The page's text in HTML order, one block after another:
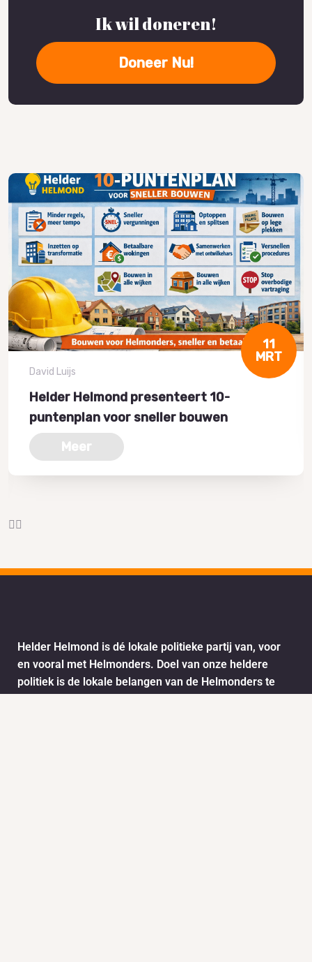
Ik wil doneren!
Doneer Nu!
11
MRT
David Luijs
Helder Helmond presenteert 10-
puntenplan voor sneller bouwen
Meer
Helder Helmond is dé lokale politieke partij van, voor
en vooral met Helmonders. Doel van onze heldere
politiek is de lokale belangen van de Helmonders te